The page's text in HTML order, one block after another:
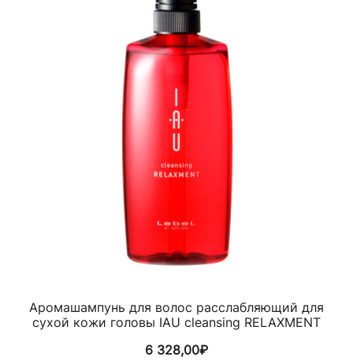
Аромашампунь для волос расслабляющий для
сухой кожи головы IAU cleansing RELAXMENT
6 328,00₽